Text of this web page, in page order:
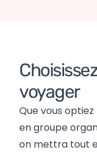
voyager
Que vous
en groupe
on mettra tout